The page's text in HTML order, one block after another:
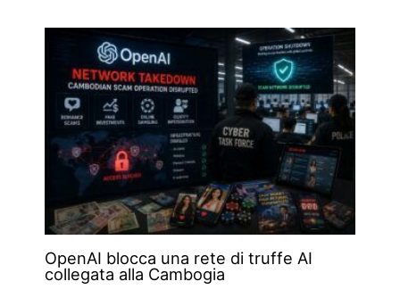
OpenAI blocca una rete di truffe AI
collegata alla Cambogia